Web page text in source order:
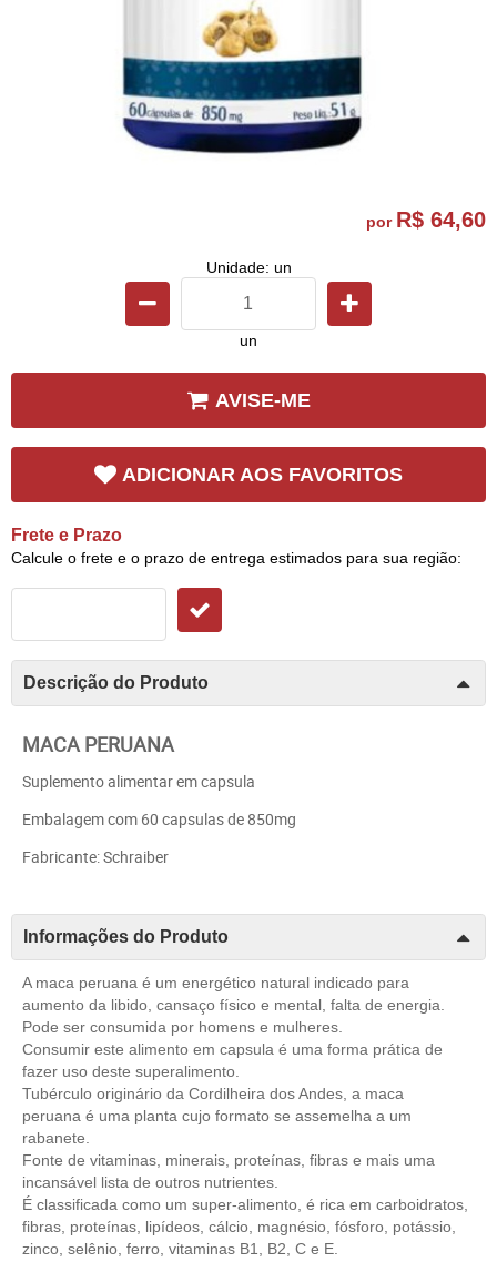
por R$ 64,60
Unidade: un
un
AVISE-ME
ADICIONAR AOS FAVORITOS
Frete e Prazo
Calcule o frete e o prazo de entrega estimados para sua região:
Descrição do Produto
MACA PERUANA
Suplemento alimentar em capsula
Embalagem com 60 capsulas de 850mg
Fabricante: Schraiber
Informações do Produto
A maca peruana é um energético natural indicado para
aumento da libido, cansaço físico e mental, falta de energia.
Pode ser consumida por homens e mulheres.
Consumir este alimento em capsula é uma forma prática de
fazer uso deste superalimento.
Tubérculo originário da Cordilheira dos Andes, a maca
peruana é uma planta cujo formato se assemelha a um
rabanete.
Fonte de vitaminas, minerais, proteínas, fibras e mais uma
incansável lista de outros nutrientes.
É classificada como um super-alimento, é rica em carboidratos,
fibras, proteínas, lipídeos, cálcio, magnésio, fósforo, potássio,
zinco, selênio, ferro, vitaminas B1, B2, C e E.